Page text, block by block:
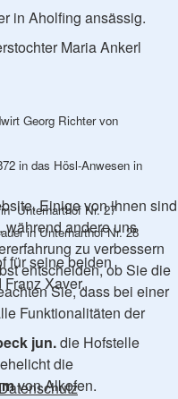
in Aholfing ansässig.
Maria Ankerl
Georg Richter von
in das Hösl-Anwesen in
Unterharthof Nr. 27
in Unterharthof Nr. 28
für seine beiden
Xaver.
jun.die Hofstelle
die
von Alkofen.
Einige von ihnen sind
während andere uns
zu verbessern
entscheiden, ob Sie die
Sie, dass bei einer
Funktionalitäten der